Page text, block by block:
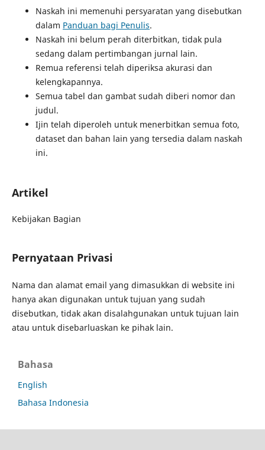
Naskah ini memenuhi persyaratan yang disebutkan
dalam Panduan bagi Penulis.
Naskah ini belum perah diterbitkan, tidak pula
sedang dalam pertimbangan jurnal lain.
Remua referensi telah diperiksa akurasi dan
kelengkapannya.
Semua tabel dan gambat sudah diberi nomor dan
judul.
Ijin telah diperoleh untuk menerbitkan semua foto,
dataset dan bahan lain yang tersedia dalam naskah
ini.
Artikel
Kebijakan Bagian
Pernyataan Privasi
Nama dan alamat email yang dimasukkan di website ini
hanya akan digunakan untuk tujuan yang sudah
disebutkan, tidak akan disalahgunakan untuk tujuan lain
atau untuk disebarluaskan ke pihak lain.
Bahasa
English
Bahasa Indonesia